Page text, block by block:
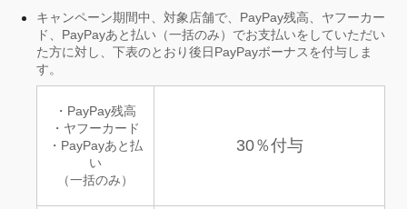
キャンペーン期間中、対象店舗で、PayPay残高、ヤフーカー
ド、PayPayあと払い（一括のみ）でお支払いをしていただい
た方に対し、下表のとおり後日PayPayボーナスを付与しま
す。
・PayPay残高
・ヤフーカード
・PayPayあと払
い
（一括のみ）
30％付与